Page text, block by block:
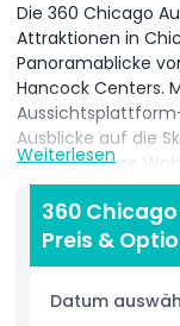
Die 360 Chicago
Attraktionen in
Panoramablicke
Hancock Centers.
Ausblicke auf die
nahegelegene
und die
Erlebnis lässt Sie
und ist perfekt für
Aufnehmen der
Nacht. Die 360
außerdem TILT,
Weiterlesen
360
Preis &
Datum